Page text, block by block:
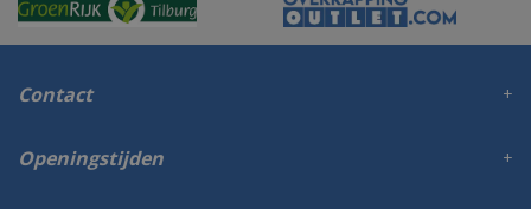
Contact
Openingstijden